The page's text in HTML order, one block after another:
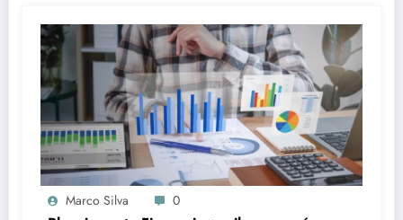
Marco Silva 0